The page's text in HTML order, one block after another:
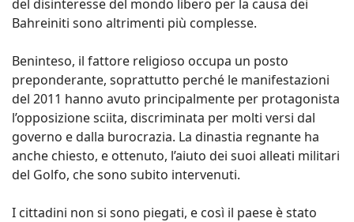
del disinteresse del mondo libero per la causa dei
Bahreiniti sono altrimenti più complesse.
Beninteso, il fattore religioso occupa un posto
preponderante, soprattutto perché le manifestazioni
del 2011 hanno avuto principalmente per protagonista
l’opposizione sciita, discriminata per molti versi dal
governo e dalla burocrazia. La dinastia regnante ha
anche chiesto, e ottenuto, l’aiuto dei suoi alleati militari
del Golfo, che sono subito intervenuti.
I cittadini non si sono piegati, e così il paese è stato